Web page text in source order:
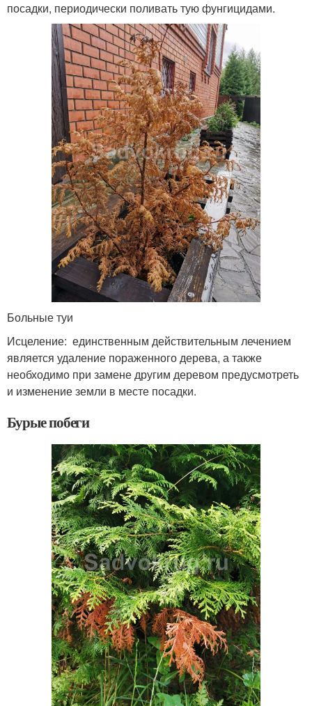
посадки, периодически поливать тую фунгицидами.
Больные туи
Исцеление: единственным действительным лечением
является удаление пораженного дерева, а также
необходимо при замене другим деревом предусмотреть
и изменение земли в месте посадки.
Бурые побеги